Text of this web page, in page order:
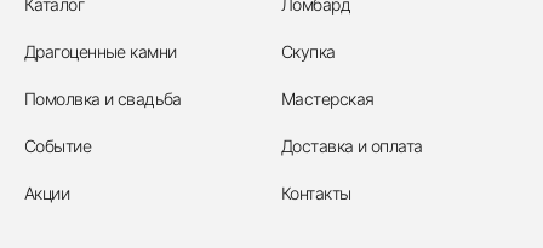
Каталог
Драгоценные камни
Помолвка и свадьба
Событие
Акции
Ломбард
Скупка
Мастерская
Доставка и оплата
Контакты